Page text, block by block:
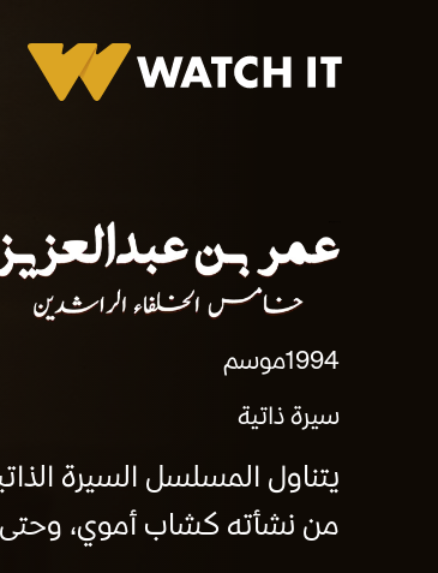
1994موسم
سيرة ذاتية
يتناول المسلسل السيرة
من نشأته كشاب أموي،